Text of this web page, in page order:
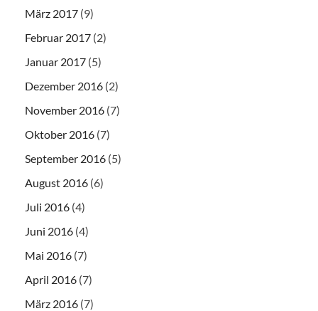
März 2017 (9)
Februar 2017 (2)
Januar 2017 (5)
Dezember 2016 (2)
November 2016 (7)
Oktober 2016 (7)
September 2016 (5)
August 2016 (6)
Juli 2016 (4)
Juni 2016 (4)
Mai 2016 (7)
April 2016 (7)
März 2016 (7)